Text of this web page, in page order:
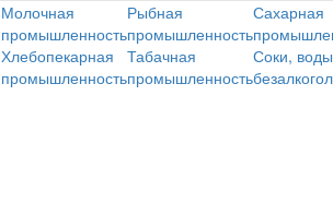
Молочная
промышленность
Рыбная
промышленность
Сахарная
Хлебопекарная
промышленность
Табачная
промышленность
Соки,